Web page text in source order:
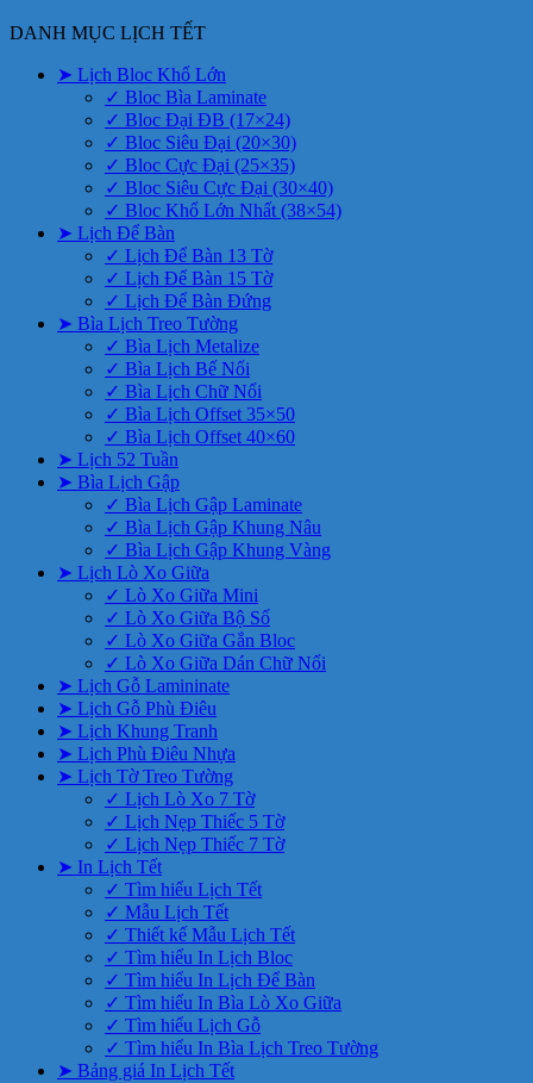
DANH MỤC LỊCH TẾT
➤ Lịch Bloc Khổ Lớn
✓ Bloc Bìa Laminate
✓ Bloc Đại ĐB (17×24)
✓ Bloc Siêu Đại (20×30)
✓ Bloc Cực Đại (25×35)
✓ Bloc Siêu Cực Đại (30×40)
✓ Bloc Khổ Lớn Nhất (38×54)
➤ Lịch Để Bàn
✓ Lịch Để Bàn 13 Tờ
✓ Lịch Để Bàn 15 Tờ
✓ Lịch Để Bàn Đứng
➤ Bìa Lịch Treo Tường
✓ Bìa Lịch Metalize
✓ Bìa Lịch Bế Nổi
✓ Bìa Lịch Chữ Nổi
✓ Bìa Lịch Offset 35×50
✓ Bìa Lịch Offset 40×60
➤ Lịch 52 Tuần
➤ Bìa Lịch Gập
✓ Bìa Lịch Gập Laminate
✓ Bìa Lịch Gập Khung Nâu
✓ Bìa Lịch Gập Khung Vàng
➤ Lịch Lò Xo Giữa
✓ Lò Xo Giữa Mini
✓ Lò Xo Giữa Bộ Số
✓ Lò Xo Giữa Gắn Bloc
✓ Lò Xo Giữa Dán Chữ Nổi
➤ Lịch Gỗ Lamininate
➤ Lịch Gỗ Phù Điêu
➤ Lịch Khung Tranh
➤ Lịch Phù Điêu Nhựa
➤ Lịch Tờ Treo Tường
✓ Lịch Lò Xo 7 Tờ
✓ Lịch Nẹp Thiếc 5 Tờ
✓ Lịch Nẹp Thiếc 7 Tờ
➤ In Lịch Tết
✓ Tìm hiểu Lịch Tết
✓ Mẫu Lịch Tết
✓ Thiết kế Mẫu Lịch Tết
✓ Tìm hiểu In Lịch Bloc
✓ Tìm hiểu In Lịch Để Bàn
✓ Tìm hiểu In Bìa Lò Xo Giữa
✓ Tìm hiểu Lịch Gỗ
✓ Tìm hiểu In Bìa Lịch Treo Tường
➤ Bảng giá In Lịch Tết